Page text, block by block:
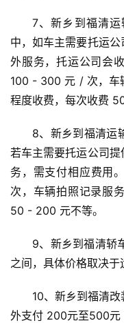
7、新乡到福清
中，如车主需要托运
外服务，托运公司会
100 - 300 元 / 次，车
程度收费，每次收费
8、新乡到福清运
若车主需要托运公司
务，需支付相应费用
次，车辆拍照记录服
50 - 200 元不等。
9、新乡到福清轿
之间，具体价格取决于
10、新乡到福清
外支付 200元至500元